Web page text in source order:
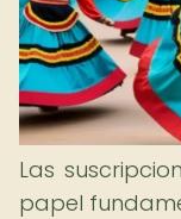
Las
papel